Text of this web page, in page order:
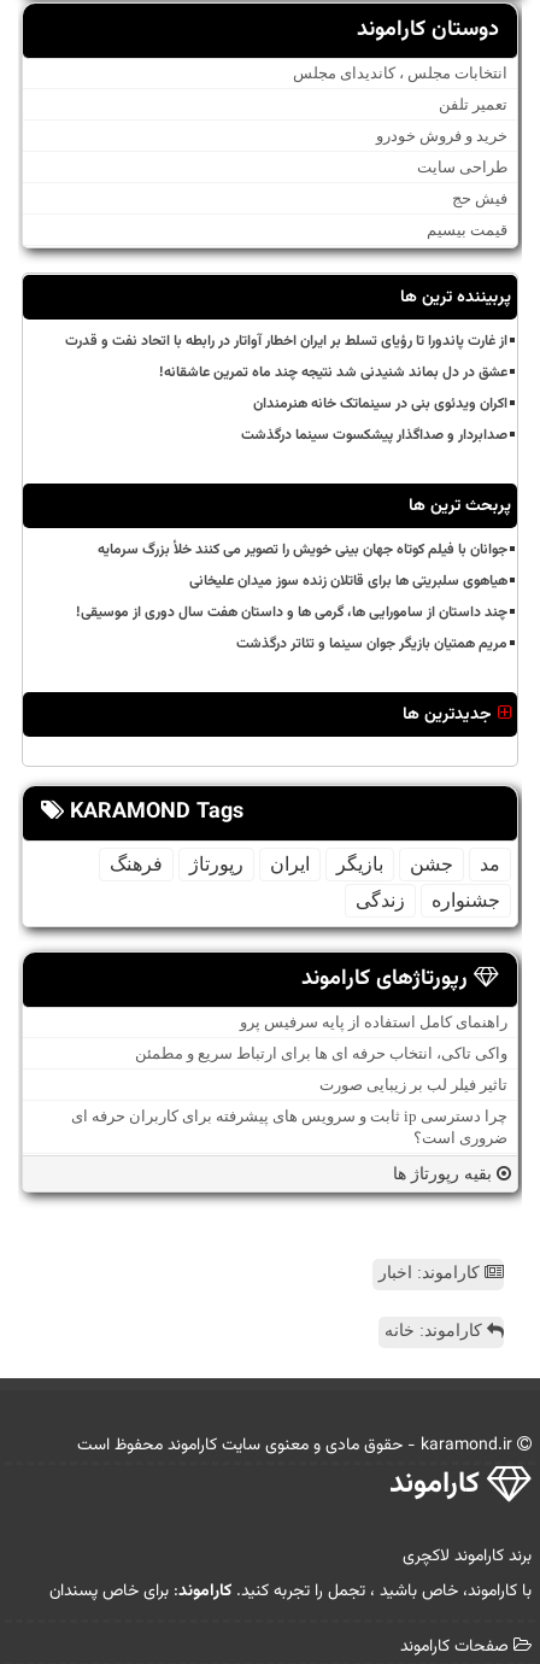
دوستان کاراموند
انتخابات مجلس ، کاندیدای مجلس
تعمیر تلفن
خرید و فروش خودرو
طراحی سایت
فیش حج
قیمت بیسیم
پربیننده ترین ها
از غارت پاندورا تا رؤیای تسلط بر ایران اخطار آواتار در رابطه با اتحاد نفت و قدرت
عشق در دل بماند شنیدنی شد نتیجه چند ماه تمرین عاشقانه!
اکران ویدئوی بنی در سینماتک خانه هنرمندان
صدابردار و صداگذار پیشکسوت سینما درگذشت
پربحث ترین ها
جوانان با فیلم کوتاه جهان بینی خویش را تصویر می کنند خلأ بزرگ سرمایه
هیاهوی سلبریتی ها برای قاتلان زنده سوز میدان علیخانی
چند داستان از سامورایی ها، گرمی ها و داستان هفت سال دوری از موسیقی!
مریم همتیان بازیگر جوان سینما و تئاتر درگذشت
جدیدترین ها
KARAMOND Tags
مد جشن بازیگر ایران رپورتاژ
فرهنگ
جشنواره
زندگی
رپورتاژهای کاراموند
راهنمای کامل استفاده از پایه سرفیس پرو
واکی تاکی، انتخاب حرفه ای ها برای ارتباط سریع و مطمئن
تاثیر فیلر لب بر زیبایی صورت
چرا دسترسی ip ثابت و سرویس های پیشرفته برای کاربران حرفه ای
ضروری است؟
بقیه رپورتاژ ها
کاراموند: اخبار
کاراموند: خانه
كاراموند
برند کاراموند لاکچری
با کاراموند، خاص باشید ، تجمل را تجربه کنید. کاراموند: برای خاص پسندان
صفحات كاراموند